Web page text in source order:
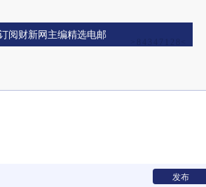
阅财新网主编精选电邮
发布